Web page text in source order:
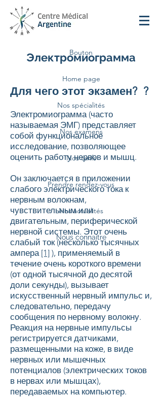
Bouton
Home page
Nos spécialités
Nos examens
Nos tarifs
Prendre rendez-vous
Nos actualités
Nous connaitre
Электромиограмма
Для чего этот экзамен? ?
Электромиограмма (часто
называемая ЭМГ) представляет
собой функциональное
исследование, позволяющее
оценить работу нервов и мышц.
Он заключается в приложении
слабого электрического тока к
нервным волокнам,
чувствительным или
двигательным, периферической
нервной системы. Этот очень
слабый ток (несколько тысячных
ампера [1] ), применяемый в
течение очень короткого времени
(от одной тысячной до десятой
доли секунды), вызывает
искусственный нервный импульс и,
следовательно, передачу
сообщения по нервному волокну.
Реакция на нервные импульсы
регистрируется датчиками,
размещенными на коже, в виде
нервных или мышечных
потенциалов (электрических токов
в нервах или мышцах),
передаваемых на компьютер.